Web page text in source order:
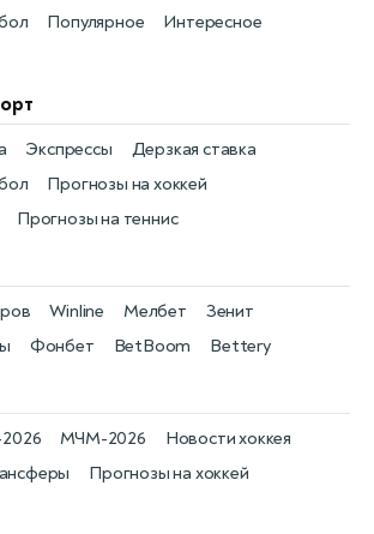
Популярное Интересное
Прогнозы на хоккей
Экспрессы
Прогнозы на теннис
Дерзкая ставка
Фонбет
Winline
BetBoom
Мелбет
Bettery
Зенит
Новости хоккея
Прогнозы на хоккей
МЧМ-2026